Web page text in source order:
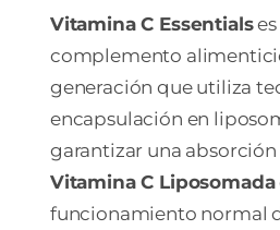
Vitamina C Essentialses
complemento
generación que utiliza
encapsulación en
garantizar una absorción
Vitamina C Liposomada
funcionamiento normal